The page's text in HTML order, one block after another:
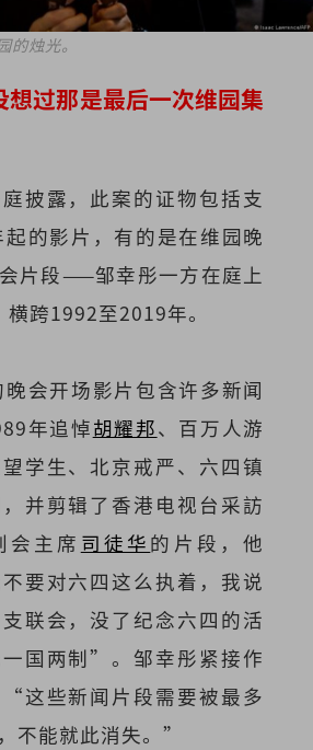
烛光。
想过那是最后一次维园集
披露，此案的证物包括支
的影片，有的是在维园晚
片段——邹幸彤一方在庭上
跨1992至2019年。
会开场影片包含许多新闻
年追悼胡耀邦、百万人游
学生、北京戒严、六四镇
并剪辑了香港电视台采訪
会主席 司徒华 的片段，他
要对六四这么执着，我说
联会，没了纪念六四的活
国两制”。邹幸彤紧接作
这些新闻片段需要被最多
不能就此消失。”